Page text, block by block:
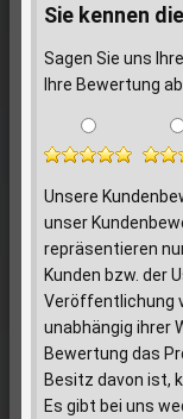
Sie kennen
Sagen Sie uns
Ihre Bewertung
Unsere
unser
repräsentieren
Kunden bzw. der
Veröffentlichung
unabhängig ihrer
Bewertung das
Besitz davon ist,
Es gibt bei uns